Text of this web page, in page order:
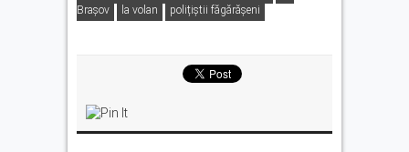
Brașov
la volan polițiștii făgărășeni